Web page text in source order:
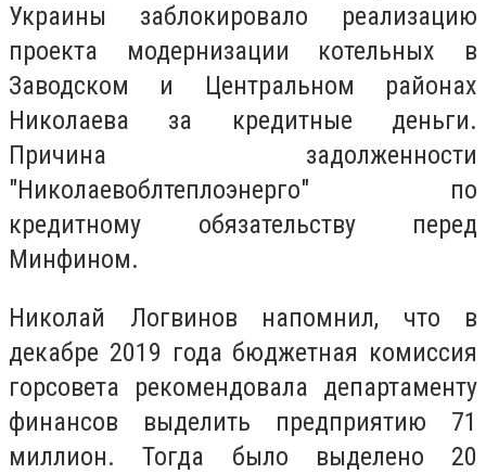
Украины заблокировало реализацию
проекта модернизации котельных в
Заводском и Центральном районах
Николаева за кредитные деньги.
Причина задолженности
"Николаевоблтеплоэнерго" по
кредитному обязательству перед
Минфином.
Николай Логвинов напомнил, что в
декабре 2019 года бюджетная комиссия
горсовета рекомендовала департаменту
финансов выделить предприятию 71
миллион. Тогда было выделено 20